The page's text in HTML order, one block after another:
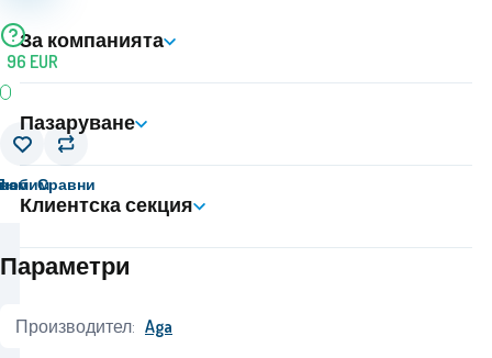
96 EUR
Сравни
Параметри
Производител: Aga
За компанията
Пазаруване
Клиентска секция